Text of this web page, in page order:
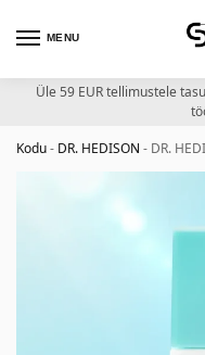
MENU
Üle 59 EUR tellimustele
Kodu- DR. HEDISON - DR.